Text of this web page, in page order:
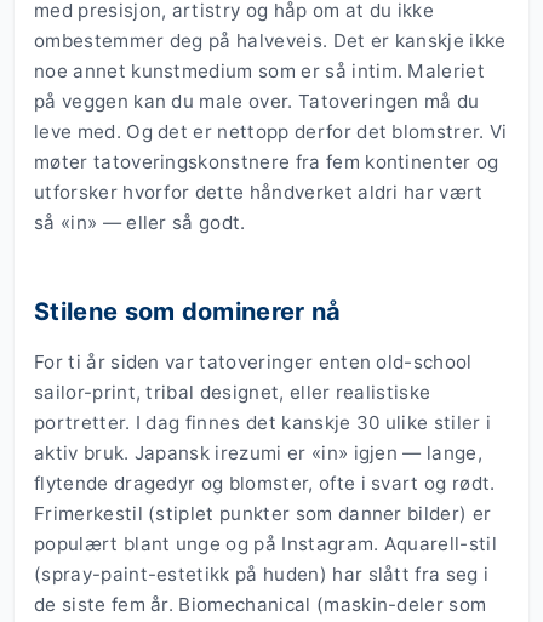
med presisjon, artistry og håp om at du ikke
ombestemmer deg på halveveis. Det er kanskje ikke
noe annet kunstmedium som er så intim. Maleriet
på veggen kan du male over. Tatoveringen må du
leve med. Og det er nettopp derfor det blomstrer. Vi
møter tatoveringskonstnere fra fem kontinenter og
utforsker hvorfor dette håndverket aldri har vært
så «in» — eller så godt.
Stilene som dominerer nå
For ti år siden var tatoveringer enten old-school
sailor-print, tribal designet, eller realistiske
portretter. I dag finnes det kanskje 30 ulike stiler i
aktiv bruk. Japansk irezumi er «in» igjen — lange,
flytende dragedyr og blomster, ofte i svart og rødt.
Frimerkestil (stiplet punkter som danner bilder) er
populært blant unge og på Instagram. Aquarell-stil
(spray-paint-estetikk på huden) har slått fra seg i
de siste fem år. Biomechanical (maskin-deler som